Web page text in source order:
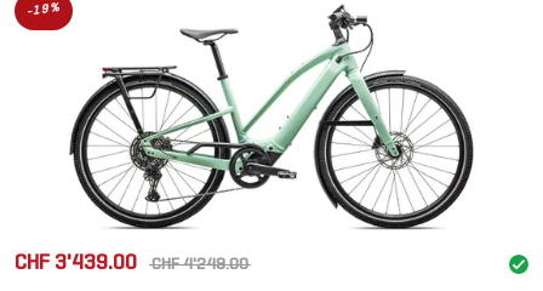
-19%
CHF 3'439.00 CHF 4'249.00